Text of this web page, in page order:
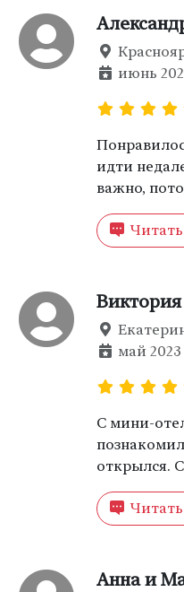
находится
повезло
весьма
июнь
идти
важно,
детьми
выбрали
потому
остались
Виктория
май 2023
С мини-
открылся.
поводу
что ни
ещё не
Анна и